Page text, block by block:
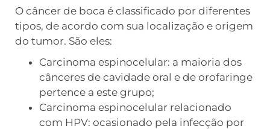
O câncer de boca é classificado por diferentes
tipos, de acordo com sua localização e origem
do tumor. São eles:
Carcinoma espinocelular: a maioria dos
cânceres de cavidade oral e de orofaringe
pertence a este grupo;
Carcinoma espinocelular relacionado
com HPV: ocasionado pela infecção por